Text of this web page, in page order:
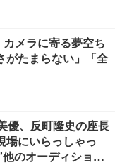
メラに寄る夢空ち
がたまらない」「全
優、反町隆史の座長
場にいらっしゃっ
のオーディション